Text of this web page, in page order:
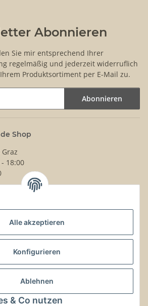
Alle akzeptieren
Konfigurieren
Ablehnen
& Co nutzen
Abonnieren
Sie mir entsprechend Ihrer
regelmäßig und jederzeit widerruflich
Produktsortiment per E-Mail zu.
Abonnieren
Shop
18:00